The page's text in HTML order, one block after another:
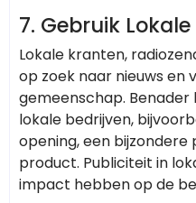
7. Gebruik
Lokale kranten,
op zoek naar nieuws en
gemeenschap.
lokale bedrijven,
opening, een
product. Publiciteit in
impact hebben op de